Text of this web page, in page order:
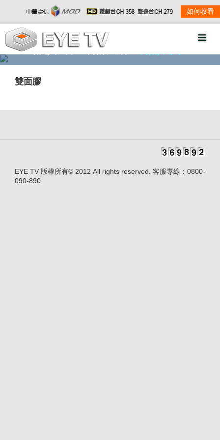
如何收看
精彩影音 劇情大綱
雙面膠
EYE TV 版權所有© 2012 All rights reserved. 客服專線：0800-
090-890